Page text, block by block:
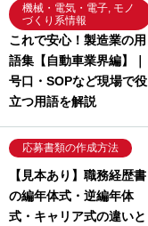
機械・電気・電子, モノ
づくり系情報
これで安心！製造業の用
語集【自動車業界編】｜
号口・SOPなど現場で役
立つ用語を解説
応募書類の作成方法
【見本あり】職務経歴書
の編年体式・逆編年体
式・キャリア式の違いと